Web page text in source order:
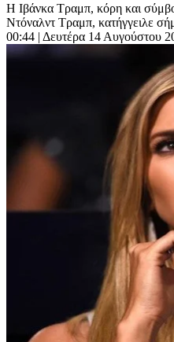
Η Ιβάνκα Τραμπ, κόρη και
Ντόναλντ Τραμπ, κατήγγειλε
00:44 | Δευτέρα 14 Αυγούστου